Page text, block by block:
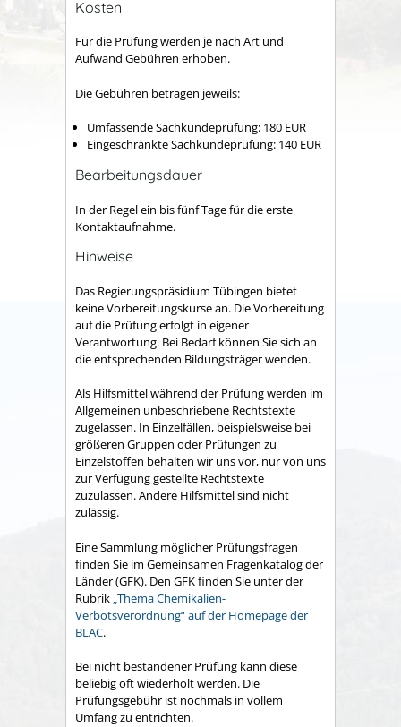
Kosten
Für die Prüfung werden je nach Art und
Aufwand Gebühren erhoben.
Die Gebühren betragen jeweils:
Umfassende Sachkundeprüfung: 180 EUR
Eingeschränkte Sachkundeprüfung: 140 EUR
Bearbeitungsdauer
In der Regel ein bis fünf Tage für die erste
Kontaktaufnahme.
Hinweise
Das Regierungspräsidium Tübingen bietet
keine Vorbereitungskurse an. Die Vorbereitung
auf die Prüfung erfolgt in eigener
Verantwortung. Bei Bedarf können Sie sich an
die entsprechenden Bildungsträger wenden.
Als Hilfsmittel während der Prüfung werden im
Allgemeinen unbeschriebene Rechtstexte
zugelassen. In Einzelfällen, beispielsweise bei
größeren Gruppen oder Prüfungen zu
Einzelstoffen behalten wir uns vor, nur von uns
zur Verfügung gestellte Rechtstexte
zuzulassen. Andere Hilfsmittel sind nicht
zulässig.
Eine Sammlung möglicher Prüfungsfragen
finden Sie im Gemeinsamen Fragenkatalog der
Länder (GFK). Den GFK finden Sie unter der
Rubrik „Thema Chemikalien-
Verbotsverordnung“ auf der Homepage der
BLAC.
Bei nicht bestandener Prüfung kann diese
beliebig oft wiederholt werden. Die
Prüfungsgebühr ist nochmals in vollem
Umfang zu entrichten.